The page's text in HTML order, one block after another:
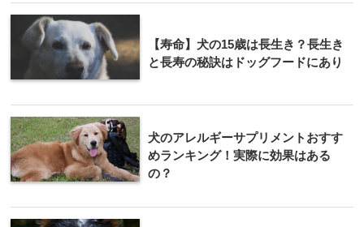
【寿命】犬の15歳は長生き？長生き
と長寿の秘訣はドッグフードにあり
犬のアレルギーサプリメントおすす
めランキング！実際に効果はある
の？